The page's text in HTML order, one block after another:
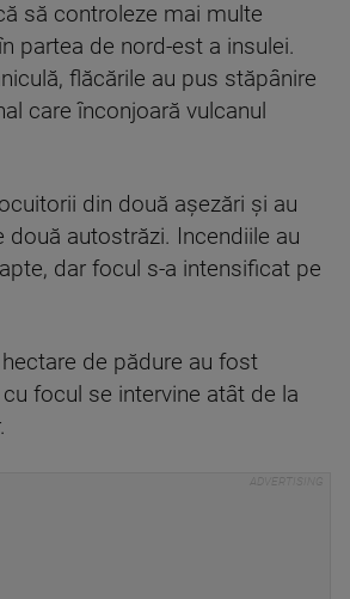
să controleze mai multe
partea de nord-est a insulei.
flăcările au pus stăpânire
care înconjoară vulcanul
din două aşezări și au
două autostrăzi. Incendiile au
dar focul s-a intensificat pe
de pădure au fost
focul se intervine atât de la